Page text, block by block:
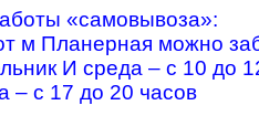
«самовывоза»:
м Планерная можно
И среда – с 10 до
– с 17 до 20 часов